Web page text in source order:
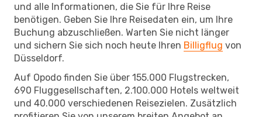
und alle Informationen, die Sie für Ihre Reise
benötigen. Geben Sie Ihre Reisedaten ein, um Ihre
Buchung abzuschließen. Warten Sie nicht länger
und sichern Sie sich noch heute Ihren Billigflug von
Düsseldorf.
Auf Opodo finden Sie über 155.000 Flugstrecken,
690 Fluggesellschaften, 2.100.000 Hotels weltweit
und 40.000 verschiedenen Reisezielen. Zusätzlich